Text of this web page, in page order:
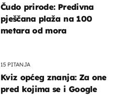
Čudo prirode: Predivna
pješčana plaža na 100
metara od mora
15 PITANJA
Kviz općeg znanja: Za one
pred kojima se i Google